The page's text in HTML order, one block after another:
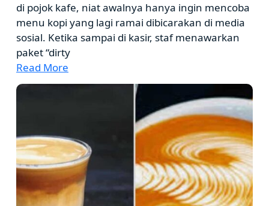
di pojok kafe, niat awalnya hanya ingin mencoba
menu kopi yang lagi ramai dibicarakan di media
sosial. Ketika sampai di kasir, staf menawarkan
paket “dirty
Read More